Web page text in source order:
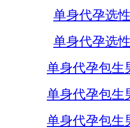
单身代孕选
单身代孕选
单身代孕包生
单身代孕包生
单身代孕包生